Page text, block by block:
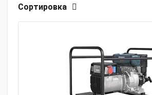
Сортировка